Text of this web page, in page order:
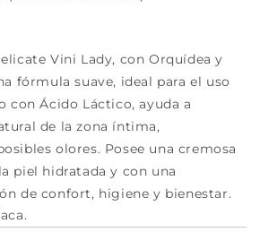
Vini Lady, con Orquídea y
fórmula suave, ideal para el uso
con Ácido Láctico, ayuda a
de la zona íntima,
olores. Posee una cremosa
piel hidratada y con una
de confort, higiene y bienestar.